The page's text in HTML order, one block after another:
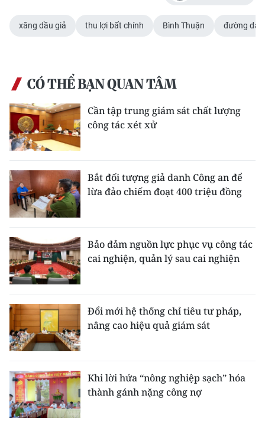
xăng dầu giả thu lợi bất chính Bình Thuận đường dây
CÓ THỂ BẠN QUAN TÂM
Cần tập trung giám sát chất lượng
công tác xét xử
Bắt đối tượng giả danh Công an để
lừa đảo chiếm đoạt 400 triệu đồng
Bảo đảm nguồn lực phục vụ công tác
cai nghiện, quản lý sau cai nghiện
Đổi mới hệ thống chỉ tiêu tư pháp,
nâng cao hiệu quả giám sát
Khi lời hứa “nông nghiệp sạch” hóa
thành gánh nặng công nợ